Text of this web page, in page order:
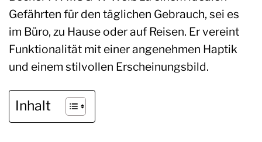
Gefährten für den täglichen Gebrauch, sei es
im Büro, zu Hause oder auf Reisen. Er vereint
Funktionalität mit einer angenehmen Haptik
und einem stilvollen Erscheinungsbild.
Inhalt